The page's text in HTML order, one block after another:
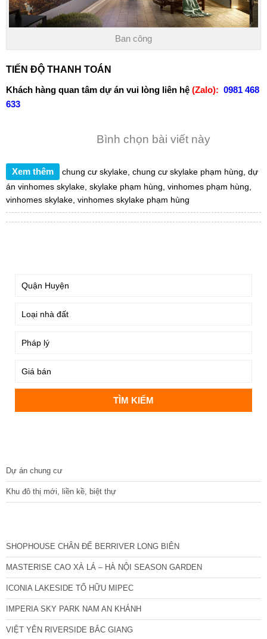
Ban công
TIẾN ĐỘ THANH TOÁN
Khách hàng quan tâm dự án vui lòng liên hệ (Zalo): 0981 468
633
Bình chọn bài viết này
Xem thêm chung cư skylake, chung cư skylake phạm hùng, dự
án vinhomes skylake, skylake phạm hùng, vinhomes phạm hùng,
vinhomes skylake, vinhomes skylake phạm hùng
Dự án chung cư
Khu đô thị mới, liền kề, biệt thự
SHOPHOUSE CHÂN ĐẾ BERRIVER LONG BIÊN
MASTERISE CAO XÀ LÁ – HÀ NỘI SEASON GARDEN
ICONIA LAKESIDE TỐ HỮU MIPEC
IMPERIA SKY PARK NAM AN KHÁNH
VIỆT YÊN RIVERSIDE BẮC GIANG